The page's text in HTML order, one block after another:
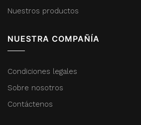
Nuestros productos
NUESTRA COMPAÑÍA
Condiciones legales
Sobre nosotros
Contáctenos